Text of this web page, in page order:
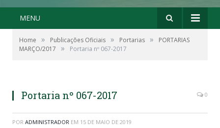
MENU
Home » Publicações Oficiais » Portarias »
PORTARIAS
MARÇO/2017
» Portaria nº 067-2017
Portaria nº 067-2017 0
POR ADMINISTRADOR EM 15 DE MAIO DE 2019